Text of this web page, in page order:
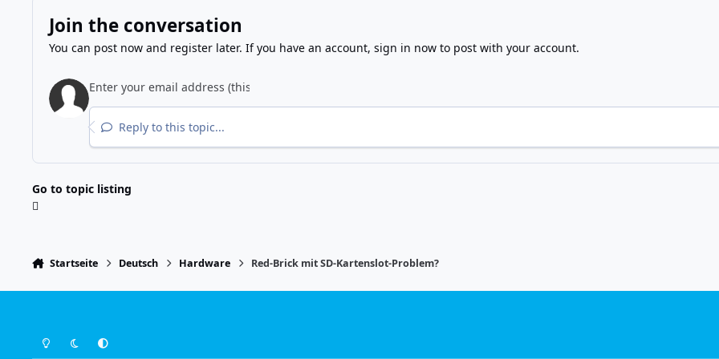
Join the conversation
You can post now and register later. If you have an account, sign in nowto post with your account.
Reply to this topic...
Go to topic listing
Startseite Deutsch Hardware Red-Brick mit SD-Kartenslot-Problem?
Light ModeDark ModeSystem Preference